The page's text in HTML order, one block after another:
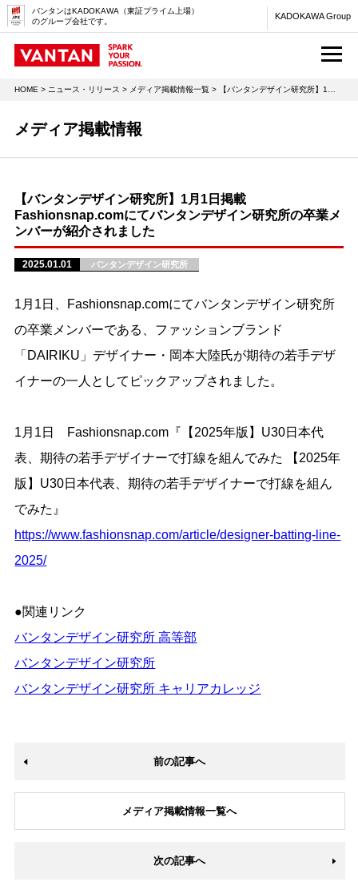
バンタンはKADOKAWA（東証プライム上場）
のグループ会社です。
KADOKAWA Group
HOME > ニュース・リリース > メディア掲載情報一覧 > 【バンタンデザイン研究所】1月1日掲載 Fashionsnap.comにてバンタンデザイン研究所の卒業メンバーが紹介されました
メディア掲載情報
【バンタンデザイン研究所】1月1日掲載
Fashionsnap.comにてバンタンデザイン研究所の卒業メ
ンバーが紹介されました
2025.01.01 バンタンデザイン研究所
1月1日、Fashionsnap.comにてバンタンデザイン研究所
の卒業メンバーである、ファッションブランド
「DAIRIKU」デザイナー・岡本大陸氏が期待の若手デザ
イナーの一人としてピックアップされました。
1月1日 Fashionsnap.com『【2025年版】U30日本代
表、期待の若手デザイナーで打線を組んでみた 【2025年
版】U30日本代表、期待の若手デザイナーで打線を組ん
でみた』
https://www.fashionsnap.com/article/designer-batting-line-
2025/
●関連リンク
バンタンデザイン研究所 高等部
バンタンデザイン研究所
バンタンデザイン研究所 キャリアカレッジ
前の記事へ
メディア掲載情報一覧へ
次の記事へ